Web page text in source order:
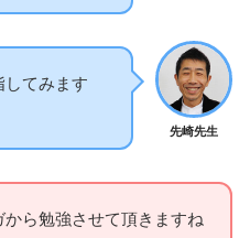
先崎先生
してみます
から勉強させて頂きますね